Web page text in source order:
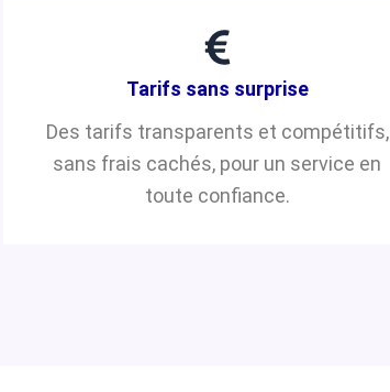
Tarifs sans surprise
Des tarifs transparents et compétitifs,
sans frais cachés, pour un service en
toute confiance.